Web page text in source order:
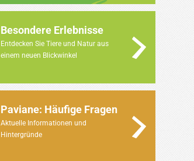
Besondere Erlebnisse
Entdecken Sie Tiere und Natur aus
einem neuen Blickwinkel
Paviane: Häufige Fragen
Aktuelle Informationen und
Hintergründe